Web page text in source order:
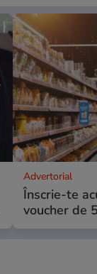
Advertorial
Înscrie-te
voucher de